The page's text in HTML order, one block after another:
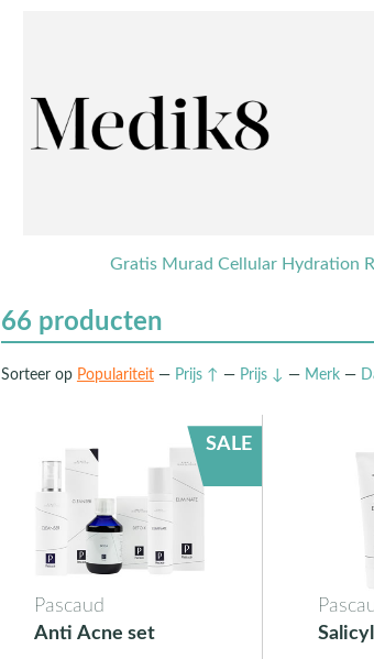
Gratis Murad Cellular Hydration
66 producten
Sorteer op Populariteit— Prijs ↑ — Prijs ↓ — Merk—
SALE
Pascaud
Anti Acne set